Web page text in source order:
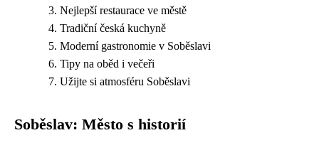
Nejlepší restaurace ve městě
Tradiční česká kuchyně
Moderní gastronomie v Soběslavi
Tipy na oběd i večeři
Užijte si atmosféru Soběslavi
Soběslav: Město s historií